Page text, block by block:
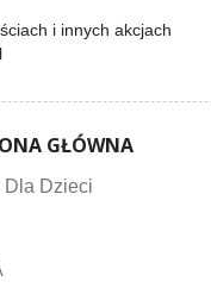
i innych akcjach
GŁÓWNA
Dla Dzieci